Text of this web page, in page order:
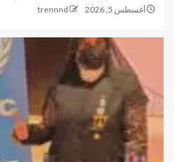
أغسطس 5, 2026 trennnd